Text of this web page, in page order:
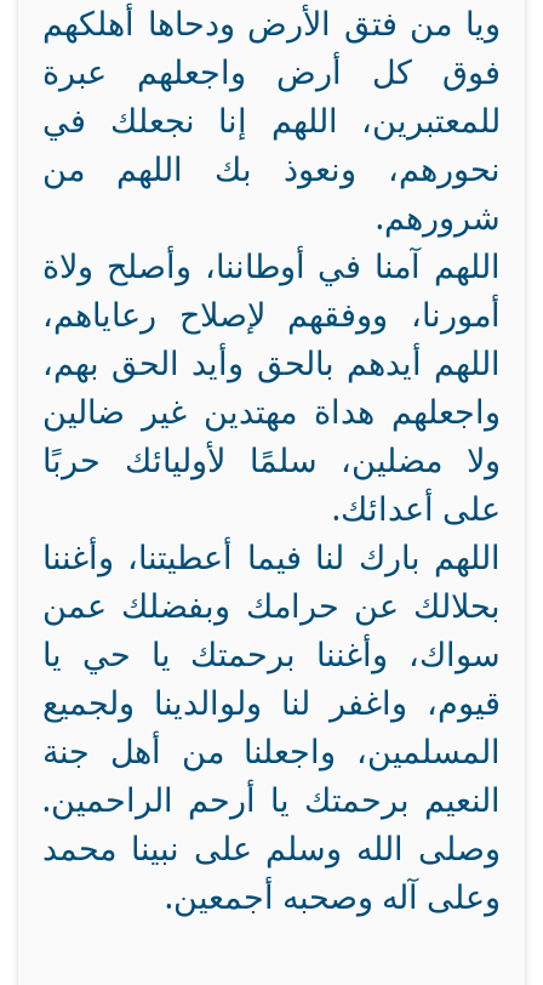
ويا من فتق الأرض ودحاها أهلكهم
فوق كل أرض واجعلهم عبرة
للمعتبرين، اللهم إنا نجعلك في
نحورهم، ونعوذ بك اللهم من
شرورهم.
اللهم آمنا في أوطاننا، وأصلح ولاة
أمورنا، ووفقهم لإصلاح رعاياهم،
اللهم أيدهم بالحق وأيد الحق بهم،
واجعلهم هداة مهتدين غير ضالين
ولا مضلين، سلمًا لأوليائك حربًا
على أعدائك.
اللهم بارك لنا فيما أعطيتنا، وأغننا
بحلالك عن حرامك وبفضلك عمن
سواك، وأغننا برحمتك يا حي يا
قيوم، واغفر لنا ولوالدينا ولجميع
المسلمين، واجعلنا من أهل جنة
النعيم برحمتك يا أرحم الراحمين.
وصلى الله وسلم على نبينا محمد
وعلى آله وصحبه أجمعين.